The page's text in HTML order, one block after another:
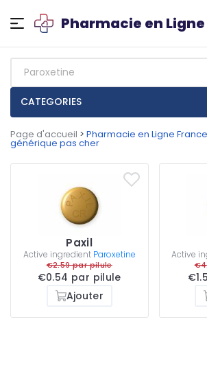
Pharmacie en Ligne
CATEGORIES
Page d'accueil > Pharmacie en Ligne
générique pas cher
Paxil
Active ingredient Paroxetine
€2.59 par pilule
€0.54 par pilule
Ajouter
Active